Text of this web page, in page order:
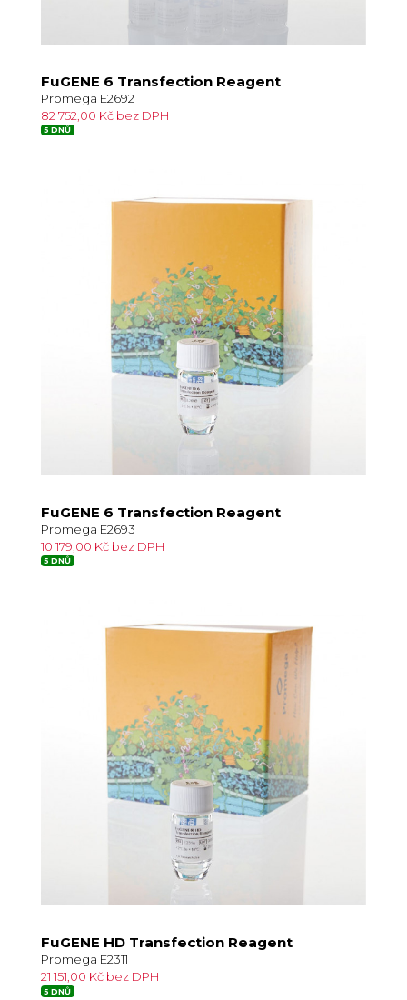
FuGENE 6 Transfection Reagent
Promega E2692
82 752,00 Kč bez DPH
5 DNŮ
FuGENE 6 Transfection Reagent
Promega E2693
10 179,00 Kč bez DPH
5 DNŮ
FuGENE HD Transfection Reagent
Promega E2311
21 151,00 Kč bez DPH
5 DNŮ